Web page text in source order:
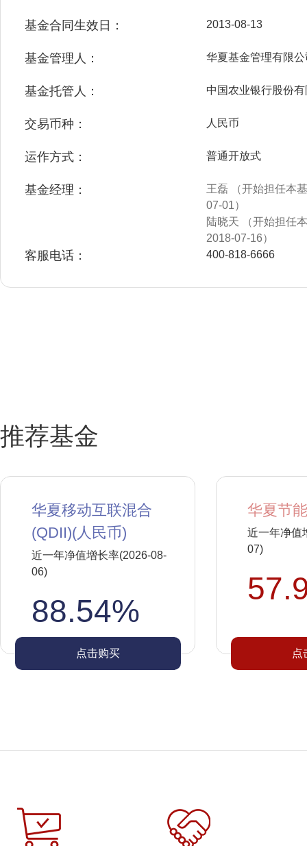
基金合同生效日： 2013-08-13
基金管理人： 华夏基金管理有限公
基金托管人： 中国农业银行股份
交易币种： 人民币
运作方式： 普通开放式
基金经理：
王磊 （开始担任本
07-01）
陆晓天 （开始担任
2018-07-16）
客服电话： 400-818-6666
推荐基金
华夏移动互联混合
(QDII)(人民币)
近一年净值增长率(2026-08-
06)
88.54%
点击购买
华夏节
近一年净值
07)
点